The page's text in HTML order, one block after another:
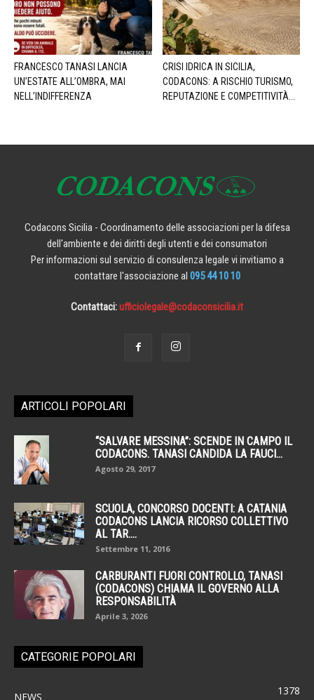
FRANCESCO TANASI LANCIA
UN’ESTATE ALL’OMBRA, MAI
NELL’INDIFFERENZA
CRISI IDRICA IN SICILIA,
CODACONS: A RISCHIO TURISMO,
REPUTAZIONE E COMPETITIVITÀ...
Codacons Sicilia - Coordinamento delle associazioni per la difesa
dell'ambiente e dei diritti degli utenti e dei consumatori
Per informazioni sul servizio di consulenza legale vi invitiamo a
contattare l'associazione al 095 44 10 10
Contattaci:ufficiolegale@codaconsicilia.it
ARTICOLI POPOLARI
“SALVARE MESSINA”: SCENDE IN CAMPO IL
CODACONS. TANASI CANDIDA LA FAUCI...
Agosto 29, 2017
SCUOLA, CONCORSO DOCENTI: A CATANIA
CODACONS LANCIA RICORSO COLLETTIVO
AL TAR....
Settembre 11, 2016
CARBURANTI FUORI CONTROLLO, TANASI
(CODACONS) CHIAMA IL GOVERNO ALLA
RESPONSABILITÀ
Aprile 3, 2026
CATEGORIE POPOLARI
NEWS 1378